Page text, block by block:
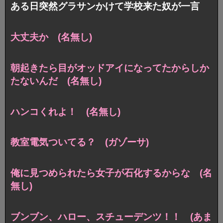
ある日突然グラサンかけて学校来た奴が一言
大丈夫か (名無し)
朝起きたら目がオッドアイになってたからしか
たないんだ (名無し)
ハンコくれよ！ (名無し)
教室電気ついてる？ (ガゾーサ)
俺に見つめられたら女子が石化するからな (名
無し)
ブンブン、ハロー、スチューデンツ！！ (あま